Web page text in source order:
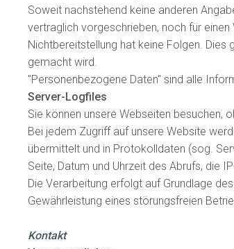
Soweit nachstehend keine anderen
vertraglich vorgeschrieben, noch für
Nichtbereitstellung hat keine Folgen.
gemacht wird.
"Personenbezogene Daten" sind alle
Server-Logfiles
Sie können unsere Webseiten besuchen,
Bei jedem Zugriff auf unsere Website
übermittelt und in Protokolldaten (sog.
Seite, Datum und Uhrzeit des Abrufs, die
Die Verarbeitung erfolgt auf Grundlage
Gewährleistung eines störungsfreien
Kontakt